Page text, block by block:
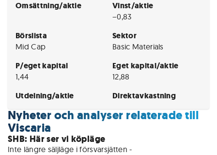
Omsättning/aktie Vinst/aktie
−0,83
Börslista
Mid Cap
Sektor
Basic Materials
P/eget kapital
1,44
Eget kapital/aktie
12,88
Utdelning/aktie Direktavkastning
Nyheter och analyser relaterade till
Viscaria
SHB: Här ser vi köpläge
Inte längre säljläge i försvarsjätten -